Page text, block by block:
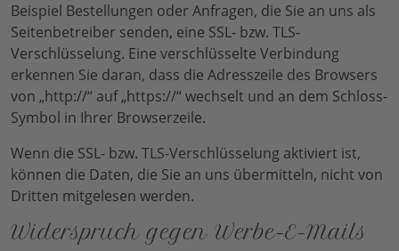
Beispiel Bestellungen oder Anfragen, die Sie an uns als
Seitenbetreiber senden, eine SSL- bzw. TLS-
Verschlüsselung. Eine verschlüsselte Verbindung
erkennen Sie daran, dass die Adresszeile des Browsers
von „http://“ auf „https://“ wechselt und an dem Schloss-
Symbol in Ihrer Browserzeile.
Wenn die SSL- bzw. TLS-Verschlüsselung aktiviert ist,
können die Daten, die Sie an uns übermitteln, nicht von
Dritten mitgelesen werden.
Widerspruch gegen Werbe-E-Mails